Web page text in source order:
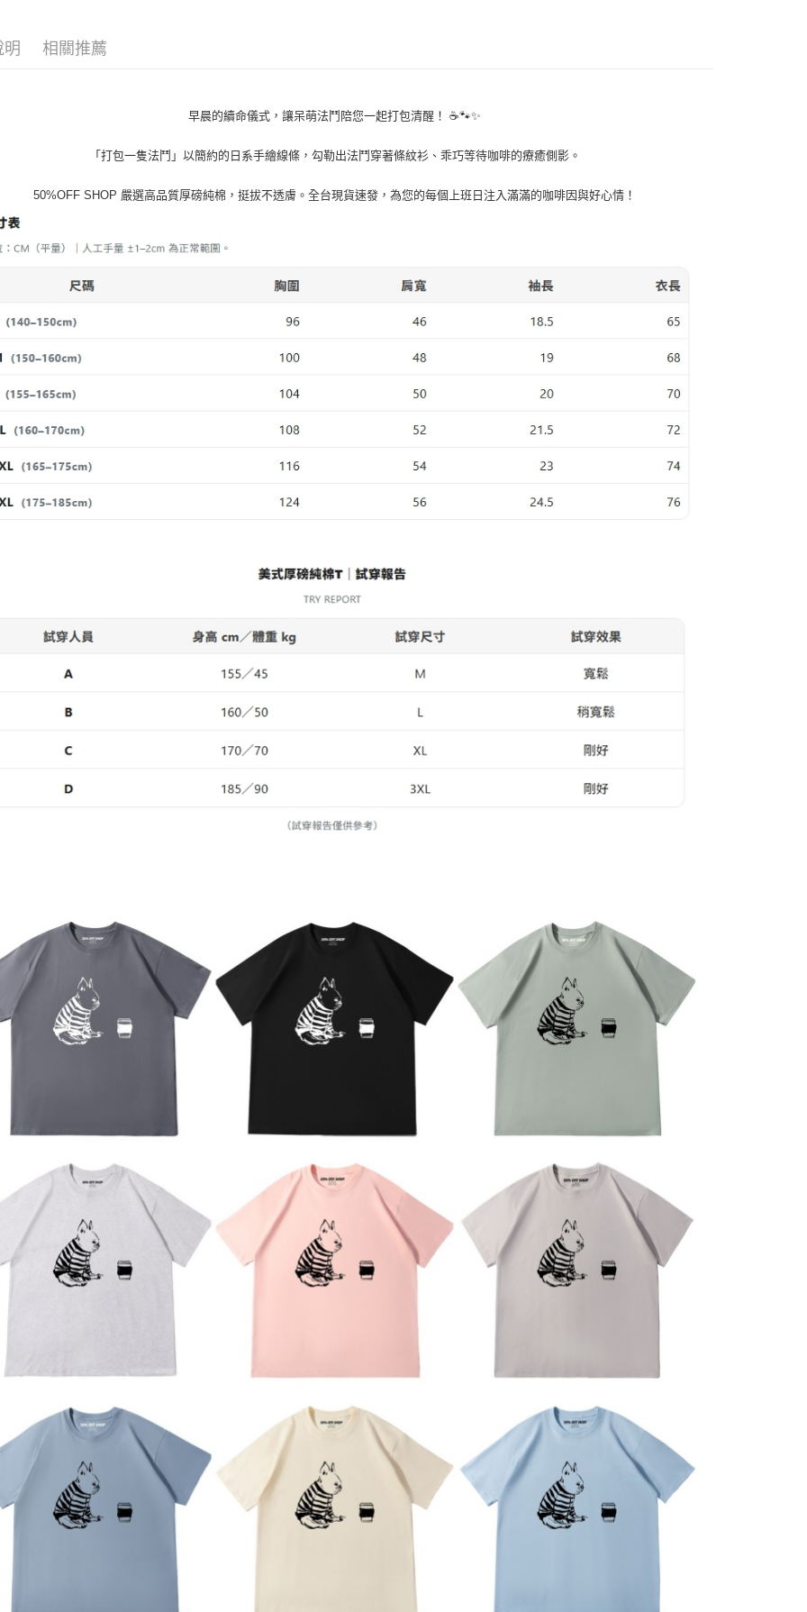
明 相關推薦
早晨的續命儀式，讓呆萌法鬥陪您一起打包清醒！ ☕🐾✨
「打包一隻法鬥」以簡約的日系手繪線條，勾勒出法鬥穿著條紋衫、乖巧等待咖啡的療癒側影。
50%OFF SHOP 嚴選高品質厚磅純棉，挺拔不透膚。全台現貨速發，為您的每個上班日注入滿滿的咖啡因與好心情！